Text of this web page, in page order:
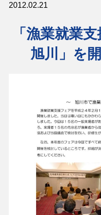
2012.02.21
「漁業就業
旭川」を